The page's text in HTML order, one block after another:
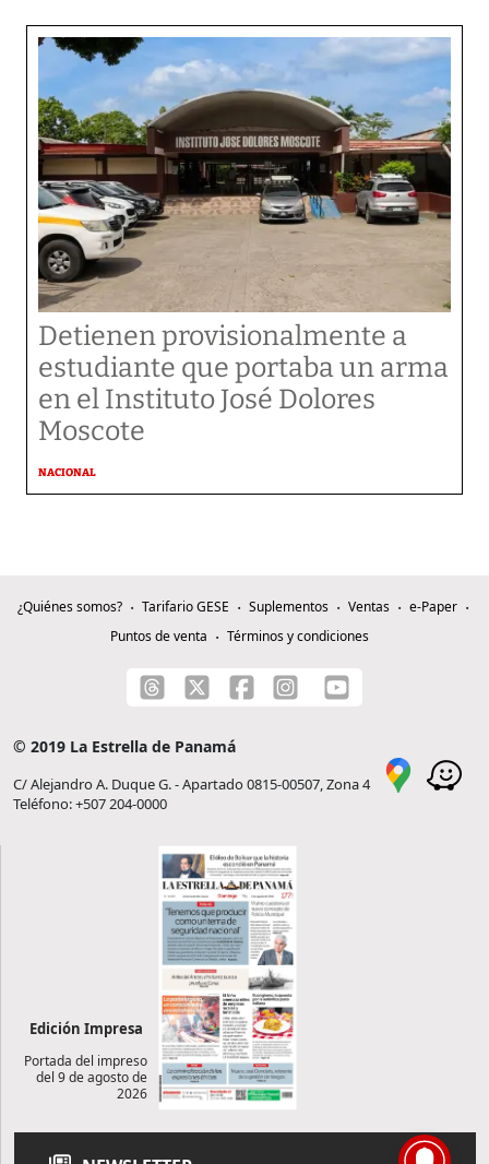
Detienen provisionalmente a
estudiante que portaba un arma
en el Instituto José Dolores
Moscote
NACIONAL
¿Quiénes somos? Tarifario GESE Suplementos Ventas
e-Paper
Puntos de venta
Términos y condiciones
© 2019 La Estrella de Panamá
C/ Alejandro A. Duque G. - Apartado 0815-00507, Zona 4
Teléfono: +507 204-0000
Edición Impresa
Portada del impreso
del 9 de agosto de
2026